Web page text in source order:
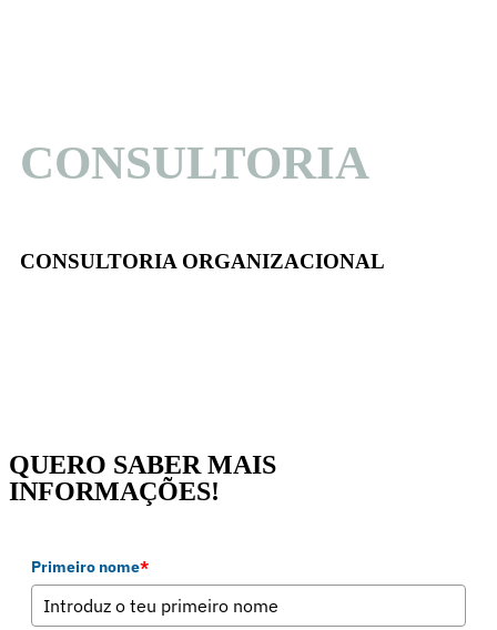
CONSULTORIA
CONSULTORIA ORGANIZACIONAL
QUERO SABER MAIS
INFORMAÇÕES!
Primeiro nome*